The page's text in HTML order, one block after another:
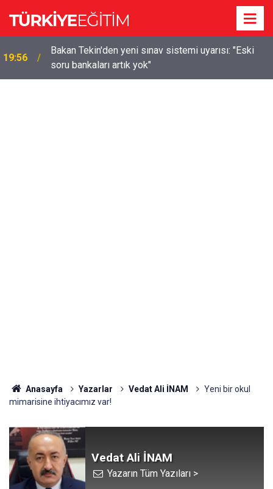
19:56
Bakan Tekin'den yeni sınav sistemi uyarısı: "Eski
soru bankaları artık yok"
Anasayfa Yazarlar Vedat Ali İNAM
Yeni bir okul
mimarisine ihtiyacımız var!
Vedat Ali İNAM
Yazarın Tüm Yazıları >